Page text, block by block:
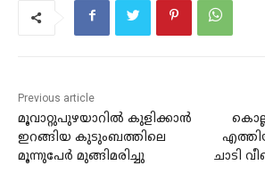
Previous article
മൂവാറ്റുപുഴയാറിൽ കുളിക്കാൻ
ഇറങ്ങിയ കുടുംബത്തിലെ
മൂന്നുപേർ മുങ്ങിമരിച്ചു
ചാടി